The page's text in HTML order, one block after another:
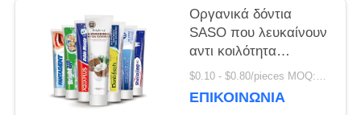
οδοντικά
Οργανικά δόντια
SASO που λευκαίνουν
αντι κοιλότητα
κρυστάλλου
ζωηρόχρωμη
$0.10 - $0.80/pieces MOQ:500 κομμάτια
ΕΠΙΚΟΙΝΩΝΊΑ